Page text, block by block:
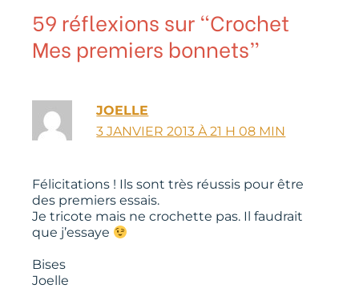
59 réflexions sur “Crochet
Mes premiers bonnets”
JOELLE
3 JANVIER 2013 À 21 H 08 MIN
Félicitations ! Ils sont très réussis pour être
des premiers essais.
Je tricote mais ne crochette pas. Il faudrait
que j’essaye
Bises
Joelle